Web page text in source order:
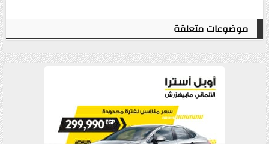
موضوعات متعلقة